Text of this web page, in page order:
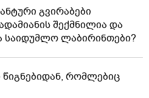
გვირაბები
შექმნილია და
საიდუმლო ლაბირინთები?
წიგნებიდან, რომლებიც